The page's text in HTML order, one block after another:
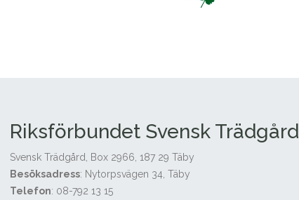
Riksförbundet Svensk Trädgård
Svensk Trädgård, Box 2966, 187 29 Täby
Besöksadress: Nytorpsvägen 34, Täby
Telefon: 08-792 13 15